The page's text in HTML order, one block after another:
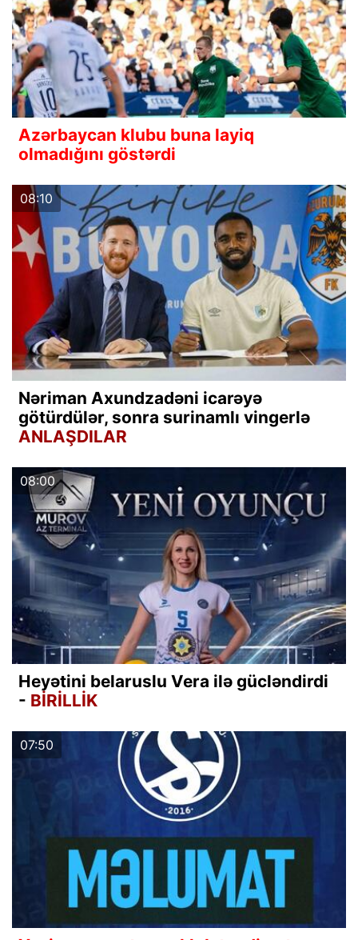
Azərbaycan klubu buna layiq
olmadığını göstərdi
08:10
Nəriman Axundzadəni icarəyə
götürdülər, sonra surinamlı vingerlə
ANLAŞDILAR
08:00
Heyətini belaruslu Vera ilə gücləndirdi
- BİRİLLİK
07:50